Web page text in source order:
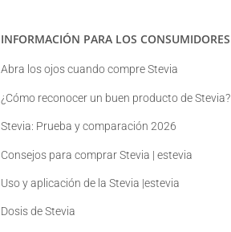
INFORMACIÓN PARA LOS CONSUMIDORES
Abra los ojos cuando compre Stevia
¿Cómo reconocer un buen producto de Stevia?
Stevia: Prueba y comparación 2026
Consejos para comprar Stevia | estevia
Uso y aplicación de la Stevia |estevia
Dosis de Stevia